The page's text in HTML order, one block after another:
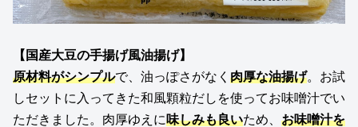
【 国産大豆の手揚げ風油揚げ】
原材料がシンプルで、油っぽさがなく 肉厚な油揚げ。お試
しセットに入ってきた和風顆粒だしを使ってお味噌汁でい
ただきました。肉厚ゆえに味しみも良いため、 お味噌汁を